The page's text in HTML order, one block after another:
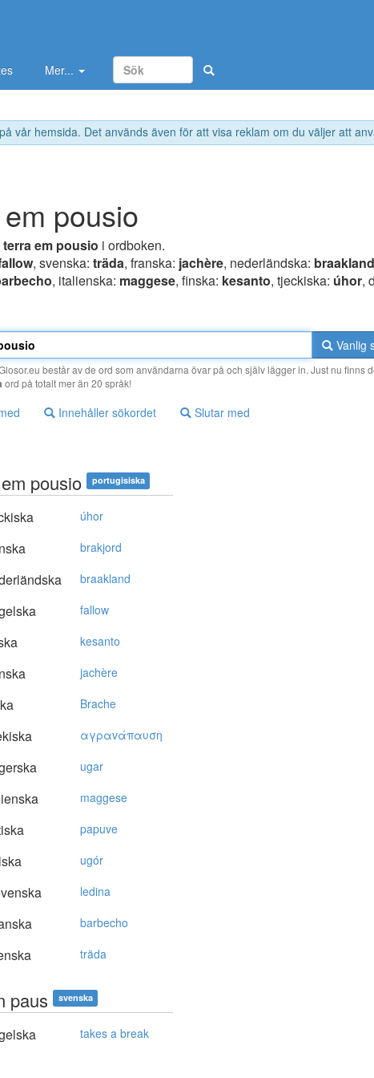
vår hemsida. Det används även för att visa reklam om du väljer att
Mer...
pousio
terra em pousio i ordboken.
, svenska: träda, franska: jachère, nederländska: braakland
, italienska: maggese, finska: kesanto, tjeckiska: úhor,
Vanlig
består av de ord som användarna övar på och själv lägger in. Just nu finns
ord på totalt mer än 20 språk!
Innehåller sökordet Slutar med
pousio portugisiska
úhor
brakjord
braakland
fallow
kesanto
jachère
Brache
αγραvάπαυση
ugar
maggese
papuve
ugór
ledina
barbecho
träda
paus svenska
takes a break